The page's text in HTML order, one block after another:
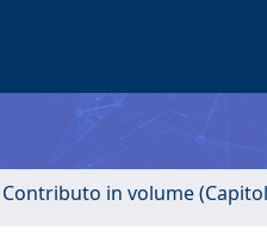
Contributo in volume